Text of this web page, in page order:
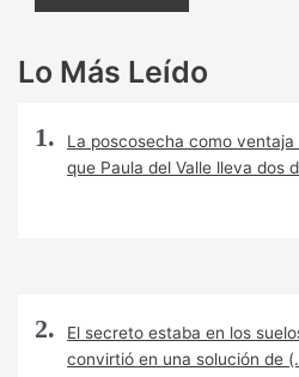
Lo Más Leído
La poscosecha como
que Paula del Valle lleva dos
El secreto estaba en los
convirtió en una solución de